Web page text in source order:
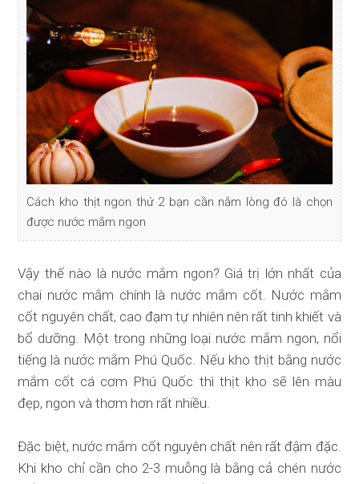
Cách kho thịt ngon thứ 2 bạn cần nằm lòng đó là chọn
được nước mắm ngon
Vậy thế nào là nước mắm ngon? Giá trị lớn nhất của
chai nước mắm chính là nước mắm cốt. Nước mắm
cốt nguyên chất, cao đạm tự nhiên nên rất tinh khiết và
bổ dưỡng. Một trong những loại nước mắm ngon, nổi
tiếng là nước mắm Phú Quốc . Nếu kho thịt bằng nước
mắm cốt cá cơm Phú Quốc thì thịt kho sẽ lên màu
đẹp, ngon và thơm hơn rất nhiều.
Đặc biệt, nước mắm cốt nguyên chất nên rất đậm đặc.
Khi kho chỉ cần cho 2-3 muỗng là bằng cả chén nước